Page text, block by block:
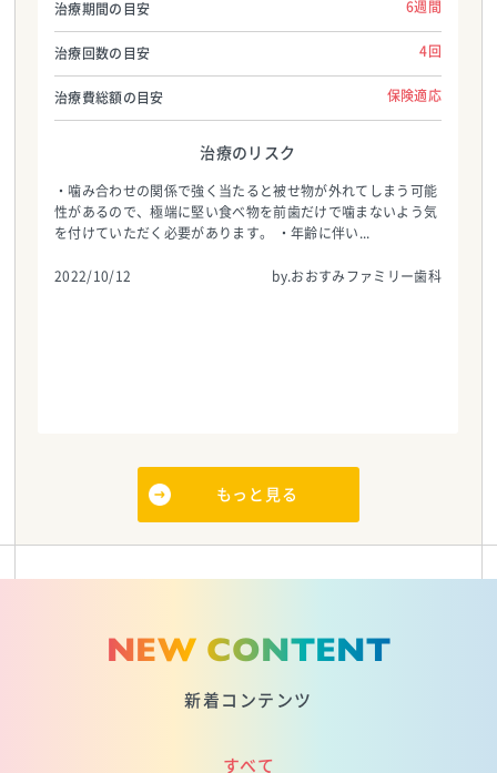
治療期間の目安 6週間
治療回数の目安 4回
治療費総額の目安 保険適応
治療のリスク
・噛み合わせの関係で強く当たると被せ物が外れてしまう可能
性があるので、極端に堅い食べ物を前歯だけで噛まないよう気
を付けていただく必要があります。 ・年齢に伴い...
2022/10/12 by.おおすみファミリー歯科
もっと見る
NEW CONTENT
新着コンテンツ
すべて